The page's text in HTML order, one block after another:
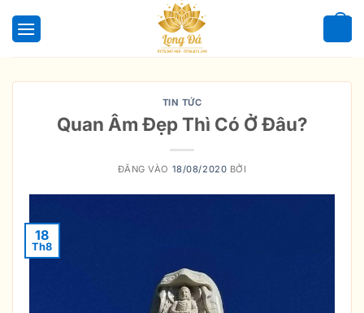
qua
TIN TỨC
Quan Âm Đẹp Thì Có Ở Đâu?
ĐĂNG VÀO 18/08/2020 BỞI
18
Th8